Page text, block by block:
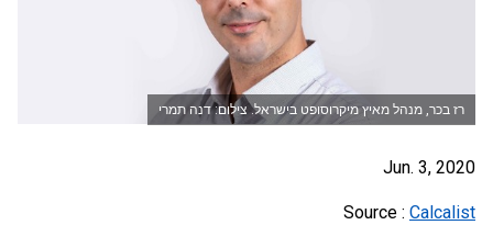
רז בכר, מנהל מאיץ מיקרוסופט בישראל. צילום: דנה תמרי
Jun. 3, 2020
Source : Calcalist